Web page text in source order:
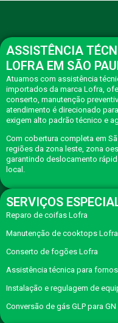
ASSISTÊNCIA
LOFRA EM SÃO
Atuamos com assistência
importados da marca Lofra,
conserto, manutenção
atendimento é direcionado
exigem alto padrão técnico e
Com cobertura completa em
regiões da zona leste, zona
garantindo deslocamento
local.
SERVIÇOS
Reparo de coifas Lofra
Manutenção de cooktops Lofra
Conserto de fogões Lofra
Assistência técnica para
Instalação e regulagem de
Conversão de gás GLP para GN